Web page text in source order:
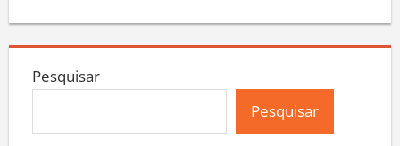
Pesquisar
Pesquisar